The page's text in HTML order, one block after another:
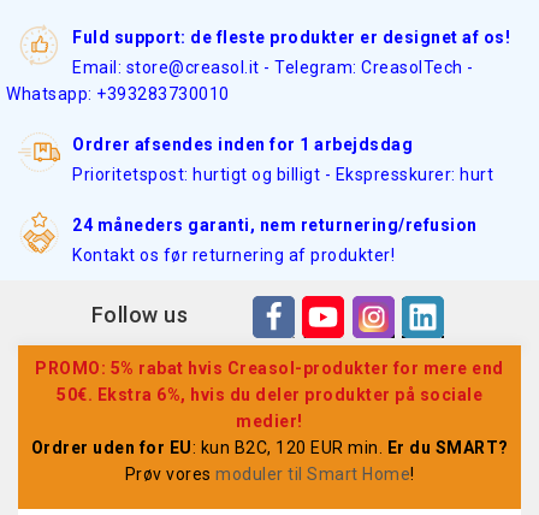
Fuld support: de fleste produkter er designet af os!
Email: store@creasol.it - Telegram: CreasolTech -
Whatsapp: +393283730010
Ordrer afsendes inden for 1 arbejdsdag
Prioritetspost: hurtigt og billigt - Ekspresskurer: hurt
24 måneders garanti, nem returnering/refusion
Kontakt os før returnering af produkter!
Follow us
PROMO: 5% rabat hvis Creasol-produkter for mere end
50€. Ekstra 6%, hvis du deler produkter på sociale
medier!
Ordrer uden for EU: kun B2C, 120 EUR min.
Er du SMART?
Prøv vores moduler til Smart Home!